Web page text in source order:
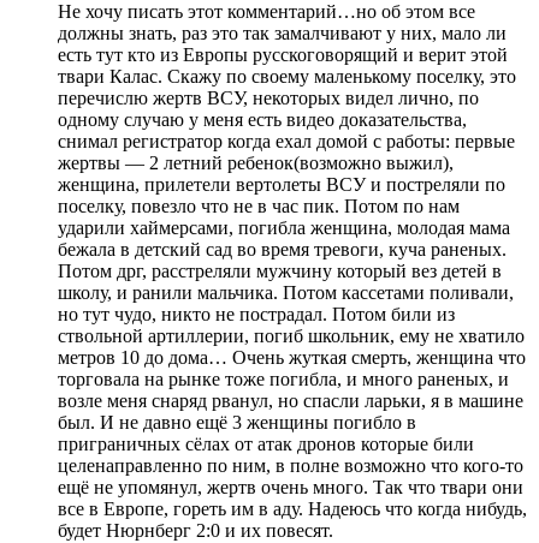
Не хочу писать этот комментарий…но об этом все
должны знать, раз это так замалчивают у них, мало ли
есть тут кто из Европы русскоговорящий и верит этой
твари Калас. Скажу по своему маленькому поселку, это
перечислю жертв ВСУ, некоторых видел лично, по
одному случаю у меня есть видео доказательства,
снимал регистратор когда ехал домой с работы: первые
жертвы — 2 летний ребенок(возможно выжил),
женщина, прилетели вертолеты ВСУ и постреляли по
поселку, повезло что не в час пик. Потом по нам
ударили хаймерсами, погибла женщина, молодая мама
бежала в детский сад во время тревоги, куча раненых.
Потом дрг, расстреляли мужчину который вез детей в
школу, и ранили мальчика. Потом кассетами поливали,
но тут чудо, никто не пострадал. Потом били из
ствольной артиллерии, погиб школьник, ему не хватило
метров 10 до дома… Очень жуткая смерть, женщина что
торговала на рынке тоже погибла, и много раненых, и
возле меня снаряд рванул, но спасли ларьки, я в машине
был. И не давно ещё 3 женщины погибло в
приграничных сёлах от атак дронов которые били
целенаправленно по ним, в полне возможно что кого-то
ещё не упомянул, жертв очень много. Так что твари они
все в Европе, гореть им в аду. Надеюсь что когда нибудь,
будет Нюрнберг 2:0 и их повесят.